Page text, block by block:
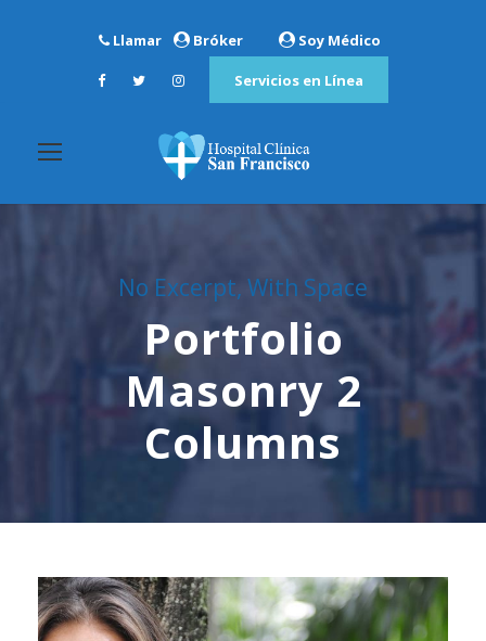
Llamar Bróker Soy Médico
Servicios en Línea
No Excerpt, With Space
Portfolio
Masonry 2
Columns